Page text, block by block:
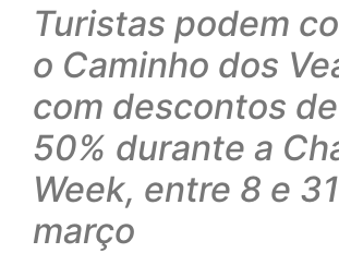
Turistas podem
o Caminho dos
com descontos
50% durante a
Week, entre 8 e
março